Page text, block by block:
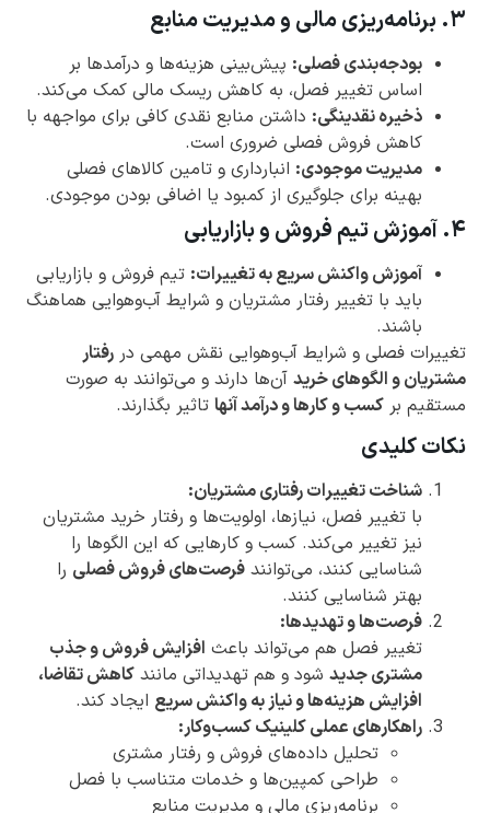
۳. برنامه‌ریزی مالی و مدیریت منابع
بودجه‌بندی فصلی: پیش‌بینی هزینه‌ها و درآمدها بر
اساس تغییر فصل، به کاهش ریسک مالی کمک می‌کند.
ذخیره نقدینگی: داشتن منابع نقدی کافی برای مواجهه با
کاهش فروش فصلی ضروری است.
مدیریت موجودی: انبارداری و تامین کالاهای فصلی
بهینه برای جلوگیری از کمبود یا اضافی بودن موجودی.
۴. آموزش تیم فروش و بازاریابی
آموزش واکنش سریع به تغییرات: تیم فروش و بازاریابی
باید با تغییر رفتار مشتریان و شرایط آب‌وهوایی هماهنگ
باشند.
تغییرات فصلی و شرایط آب‌وهوایی نقش مهمی در رفتار
مشتریان و الگوهای خرید آن‌ها دارند و می‌توانند به صورت
مستقیم بر کسب و کارها و درآمد آنها تاثیر بگذارند.
نکات کلیدی
شناخت تغییرات رفتاری مشتریان:
با تغییر فصل، نیازها، اولویت‌ها و رفتار خرید مشتریان
نیز تغییر می‌کند. کسب و کارهایی که این الگوها را
شناسایی کنند، می‌توانند فرصت‌های فروش فصلی را
بهتر شناسایی کنند.
فرصت‌ها و تهدیدها:
تغییر فصل هم می‌تواند باعث افزایش فروش و جذب
مشتری جدید شود و هم تهدیداتی مانند کاهش تقاضا،
افزایش هزینه‌ها و نیاز به واکنش سریع ایجاد کند.
راهکارهای عملی کلینیک کسب‌وکار:
تحلیل داده‌های فروش و رفتار مشتری
طراحی کمپین‌ها و خدمات متناسب با فصل
برنامه‌ریزی مالی و مدیریت منابع